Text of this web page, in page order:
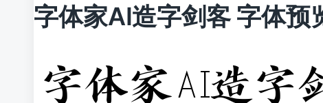
字体家AI造字剑客 字体预